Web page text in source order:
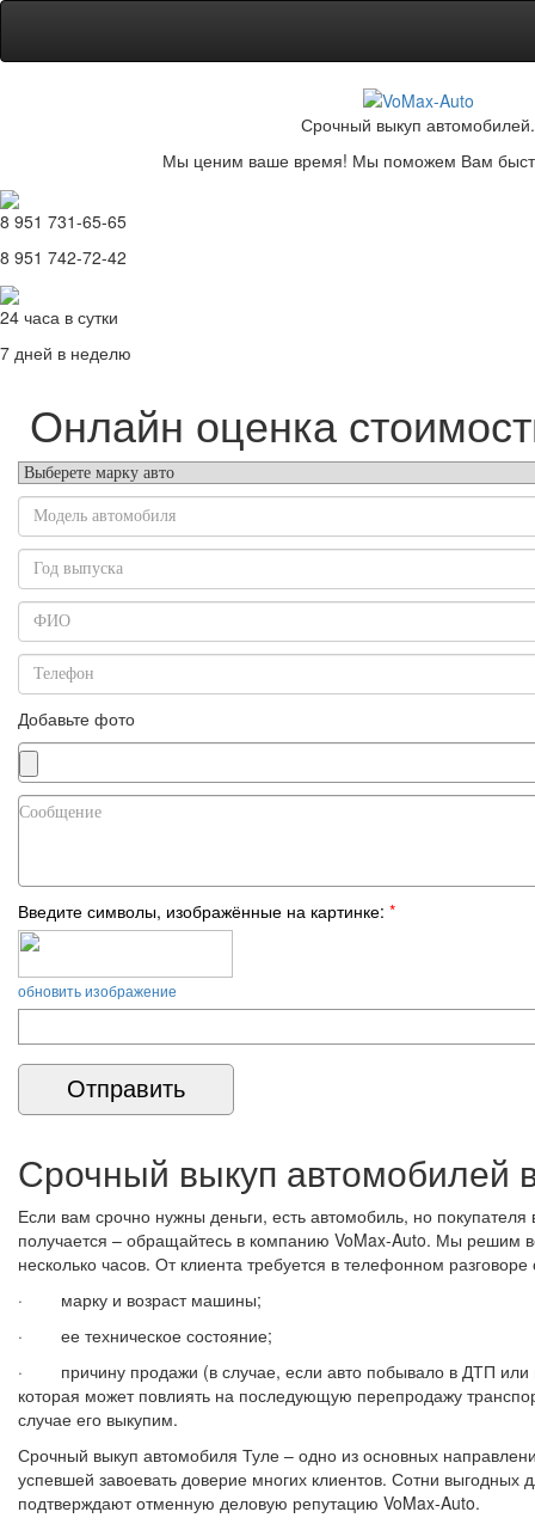
Срочный выкуп автомобилей.
Мы ценим ваше время! Мы поможем Вам
8 951 731-65-65
8 951 742-72-42
24 часа в сутки
7 дней в неделю
Онлайн оценка
Добавьте фото
Введите символы, изображённые на картинке: *
обновить изображение
Срочный выкуп автомобилей
Если вам срочно нужны деньги, есть автомобиль, но
получается – обращайтесь в компанию VoMax-Auto. Мы решим
несколько часов. От клиента требуется в телефонном
· марку и возраст машины;
· ее техническое состояние;
· причину продажи (в случае, если авто побывало в ДТП или
которая может повлиять на последующую перепродажу
случае его выкупим.
Срочный выкуп автомобиля Туле – одно из основных
успевшей завоевать доверие многих клиентов. Сотни выгодных
подтверждают отменную деловую репутацию VoMax-Auto.